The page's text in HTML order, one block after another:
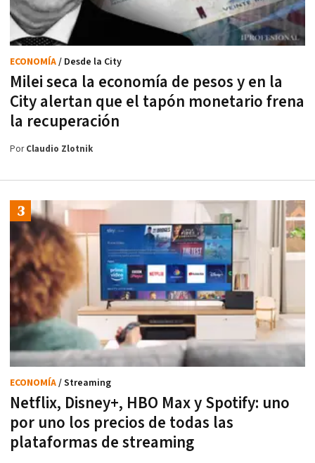
Milei seca la economía de pesos y en la
City alertan que el tapón monetario frena
la recuperación
ECONOMÍA/ Desde la City
PorClaudio Zlotnik
Netflix, Disney+, HBO Max y Spotify: uno
por uno los precios de todas las
plataformas de streaming
ECONOMÍA/ Streaming